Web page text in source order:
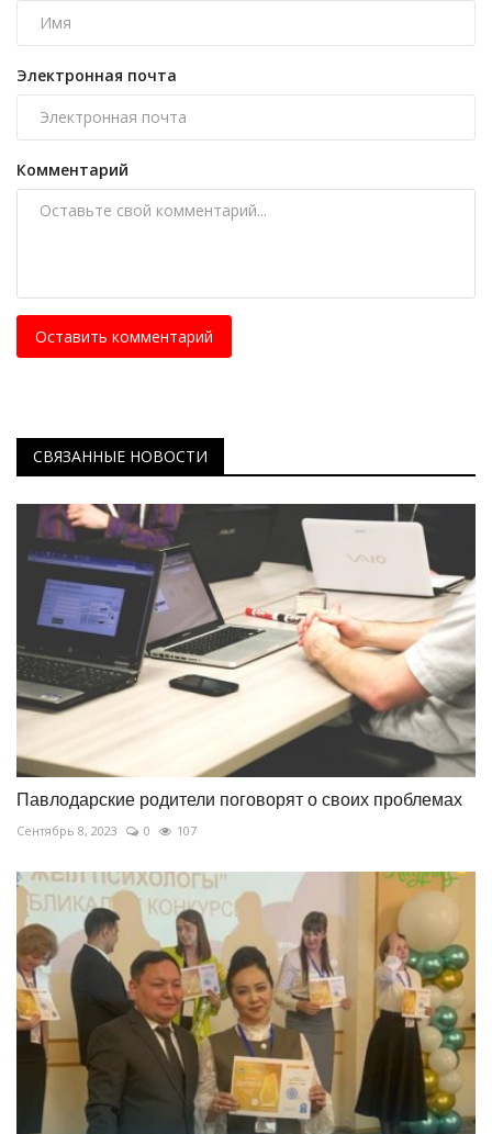
Электронная почта
Комментарий
Оставить комментарий
СВЯЗАННЫЕ НОВОСТИ
Павлодарские родители поговорят о своих проблемах
Сентябрь 8, 2023 0 107